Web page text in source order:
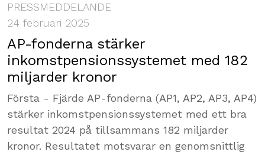
PRESSMEDDELANDE
24 februari 2025
AP-fonderna stärker
inkomstpensionssystemet med 182
miljarder kronor
Första - Fjärde AP-fonderna (AP1, AP2, AP3, AP4)
stärker inkomstpensionssystemet med ett bra
resultat 2024 på tillsammans 182 miljarder
kronor. Resultatet motsvarar en genomsnittlig